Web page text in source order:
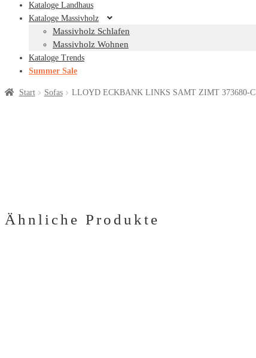
Kataloge Landhaus
Kataloge Massivholz
Massivholz Schlafen
Massivholz Wohnen
Kataloge Trends
Summer Sale
Start Sofas LLOYD ECKBANK LINKS SAMT ZIMT 373680-C
Ähnliche Produkte